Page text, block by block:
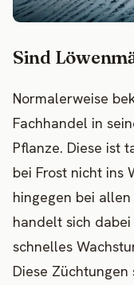
Sind
Normalerweise
Fachhandel in
Pflanze. Diese ist
bei Frost nicht ins
hingegen bei
handelt sich
schnelles
Diese